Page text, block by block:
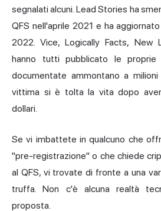
segnalati alcuni. Lead Stories ha
QFS nell'aprile 2021 e ha
2022. Vice, Logically Facts, New
hanno tutti pubblicato le
documentate ammontano a
vittima si è tolta la vita dopo
dollari.
Se vi imbattete in qualcuno che
"pre-registrazione" o che chiede
al QFS, vi trovate di fronte a una
truffa. Non c'è alcuna realtà
proposta.